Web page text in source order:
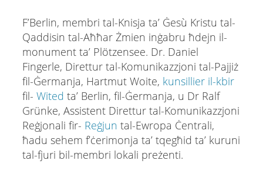
F’Berlin, membri tal-Knisja ta’ Ġesù Kristu tal-
Qaddisin tal-Aħħar Żmien inġabru ħdejn il-
monument ta’ Plötzensee. Dr. Daniel
Fingerle, Direttur tal-Komunikazzjoni tal-Pajjiż
fil-Ġermanja, Hartmut Woite, kunsillier il-kbir
fil- Wited ta’ Berlin, fil-Ġermanja, u Dr Ralf
Grünke, Assistent Direttur tal-Komunikazzjoni
Reġjonali fir- Reġjun tal-Ewropa Ċentrali,
ħadu sehem f’ċerimonja ta’ tqegħid ta’ kuruni
tal-fjuri bil-membri lokali preżenti.